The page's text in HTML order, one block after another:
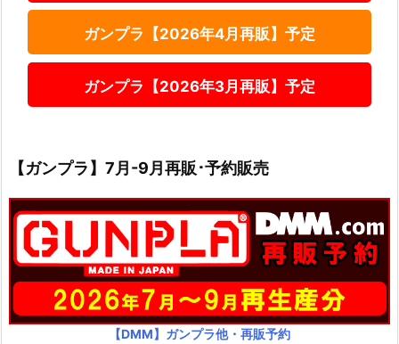
ガンプラ【2026年4月再販】予定
ガンプラ【2026年3月再販】予定
【ガンプラ】7月-9月再販･予約販売
【DMM】ガンプラ他・再販予約